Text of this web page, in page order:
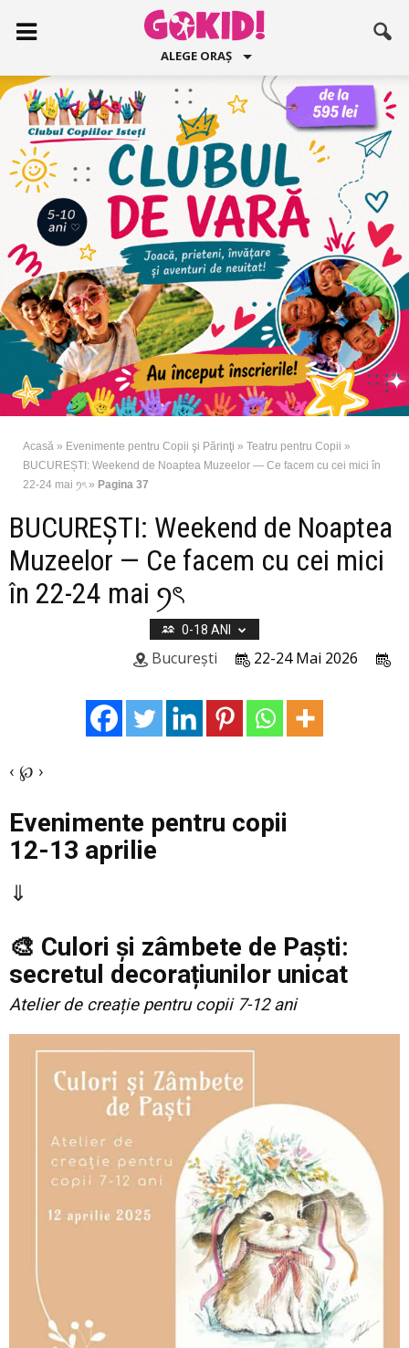
ALEGE ORAȘ
Acasă » Evenimente pentru Copii şi Părinţi » Teatru pentru Copii »
BUCUREȘTI: Weekend de Noaptea Muzeelor — Ce facem cu cei mici în
22-24 mai ꪆৎ» Pagina 37
BUCUREȘTI: Weekend de Noaptea
Muzeelor — Ce facem cu cei mici
în 22-24 mai ꪆৎ
0-18 ANI
22-24 Mai 2026
București
‹ ℘ ›
Evenimente pentru copii
12-13 aprilie
⇓
🎨 Culori și zâmbete de Paști:
secretul decorațiunilor unicat
Atelier de creație pentru copii 7-12 ani